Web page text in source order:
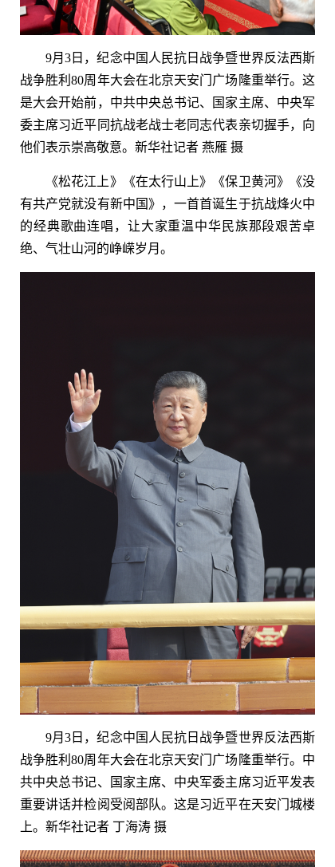
9月3日，纪念中国人民抗日战争暨世界反法西斯
战争胜利80周年大会在北京天安门广场隆重举行。这
是大会开始前，中共中央总书记、国家主席、中央军
委主席习近平同抗战老战士老同志代表亲切握手，向
他们表示崇高敬意。新华社记者 燕雁 摄
《松花江上》《在太行山上》《保卫黄河》《没
有共产党就没有新中国》，一首首诞生于抗战烽火中
的经典歌曲连唱，让大家重温中华民族那段艰苦卓
绝、气壮山河的峥嵘岁月。
9月3日，纪念中国人民抗日战争暨世界反法西斯
战争胜利80周年大会在北京天安门广场隆重举行。中
共中央总书记、国家主席、中央军委主席习近平发表
重要讲话并检阅受阅部队。这是习近平在天安门城楼
上。新华社记者 丁海涛 摄